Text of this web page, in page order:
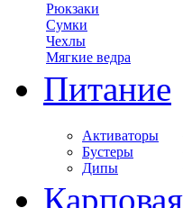
Рюкзаки
Сумки
Чехлы
Мягкие ведра
Питание
Активаторы
Бустеры
Дипы